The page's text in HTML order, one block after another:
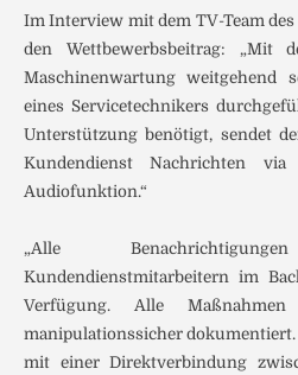
Im Interview mit dem TV-Team
den Wettbewerbsbeitrag: „Mit
Maschinenwartung weitgehend
eines Servicetechnikers
Unterstützung benötigt, sendet
Kundendienst Nachrichten
Audiofunktion.“
„Alle
Kundendienstmitarbeitern im
Verfügung. Alle
manipulationssicher
mit einer Direktverbindung